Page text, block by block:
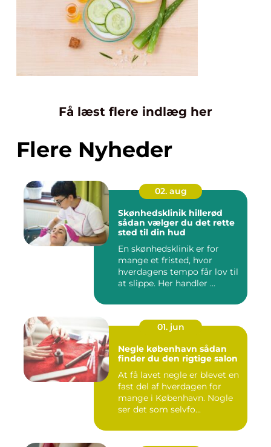
Få læst flere indlæg her
Flere Nyheder
02. aug
Skønhedsklinik hillerød
sådan vælger du det rette
sted til din hud
En skønhedsklinik er for
mange et fristed, hvor
hverdagens tempo får lov til
at slippe. Her handler ...
01. jun
Negle københavn sådan
finder du den rigtige salon
At få lavet negle er blevet en
fast del af hverdagen for
mange i København. Nogle
ser det som selvfo...